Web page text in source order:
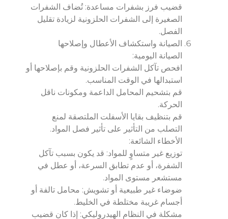
قضيب فرز بشفرات مساعدة: تُضاف الشفرات
الصغيرة إلى الشفرات الحلزونية لزيادة تقليل
الفصل.
الصيانة واستكشاف الأعطال وإصلاحها
الصيانة اليومية:
افحص تآكل الشفرات الحلزونية وقم بإصلاحها أو
استبدالها في الوقت المناسب.
قم بتشحيم المحامل الداعمة ومكونات ناقل
الحركة.
قم بتنظيف بقايا الأسفلت الملتصقة لمنع
التصلب من التأثير على تأثير فصل المواد.
الأخطاء الشائعة:
توزيع غير متساوٍ للمواد: قد يكون بسبب تآكل
الشفرة، أو عدم تطابق السرعة، أو عطل في
مستشعر مستوى المواد.
ضوضاء غير طبيعية أو تشويش: محامل تالفة أو
أجسام غريبة مختلطة في الخليط.
مشكلة في النظام الهيدروليكي: إذا كان قضيب